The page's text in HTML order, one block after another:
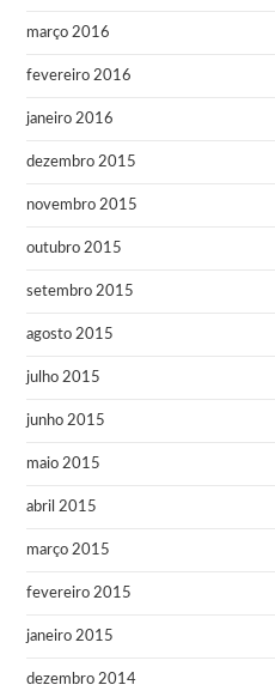
março 2016
fevereiro 2016
janeiro 2016
dezembro 2015
novembro 2015
outubro 2015
setembro 2015
agosto 2015
julho 2015
junho 2015
maio 2015
abril 2015
março 2015
fevereiro 2015
janeiro 2015
dezembro 2014